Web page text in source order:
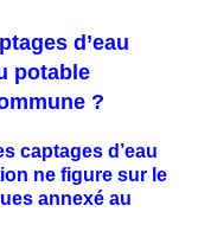
d’eau
potable
?
captages d’eau
ne figure sur le
annexé au